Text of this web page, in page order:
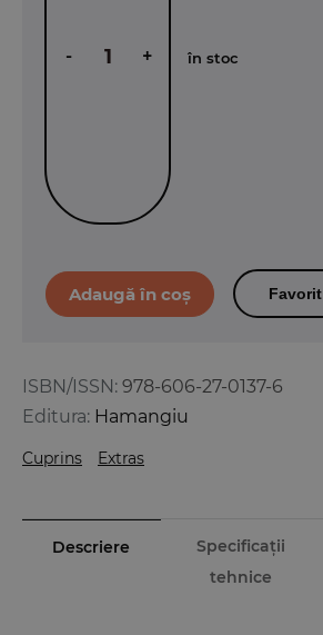
ISBN/ISSN: 978-606-27-0137-6
Editura: Hamangiu
Cuprins Extras
- + în stoc
Favorit
Descriere
Specificații
tehnice